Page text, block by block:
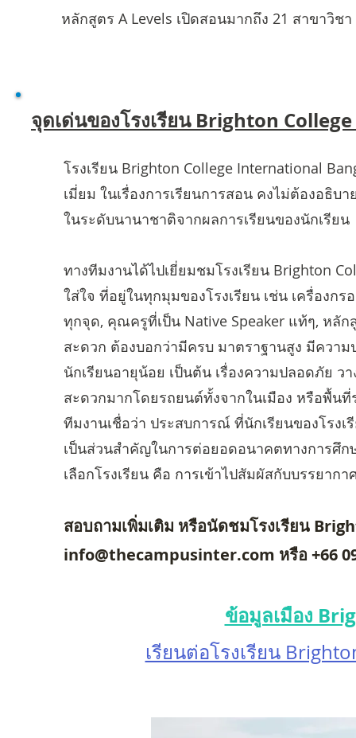
หลักสูตร A Levels เปิดสอนมากถึง 21 สาขาวิชา
จุดเด่นของโรงเรียน Brighton
โรงเรียน Brighton College International
เมี่ยม ในเรื่องการเรียนการสอน คงไม่ต้องอธิบ
ในระดับนานาชาติจากผลการเรียนของนักเรียน
ทางทีมงานได้ไปเยี่ยมชมโรงเรียน Brighton
ใส่ใจ ที่อยู่ในทุกมุมของโรงเรียน เช่น เครื่องก
ทุกจุด, คุณครูที่เป็น Native Speaker แท้ๆ, หลั
สะดวก ต้องบอกว่ามีครบ มาตราฐานสูง มีควา
นักเรียนอายุน้อย เป็นต้น เรื่องความปลอดภัย ว
สะดวกมากโดยรถยนต์ทั้งจากในเมือง หรือพื้นที่
ทีมงานเชื่อว่า ประสบการณ์ ที่นักเรียนของโรง
เป็นส่วนสำคัญในการต่อยอดอนาคตทางการศึ
เลือกโรงเรียน คือ การเข้าไปสัมผัสกับบรรยาก
สอบถามเพิ่มเติม หรือนัดชมโรงเรียน
info@thecampusinter.com หรือ +66
ข้อมูลเมือง
เรียนต่อโรงเรียน